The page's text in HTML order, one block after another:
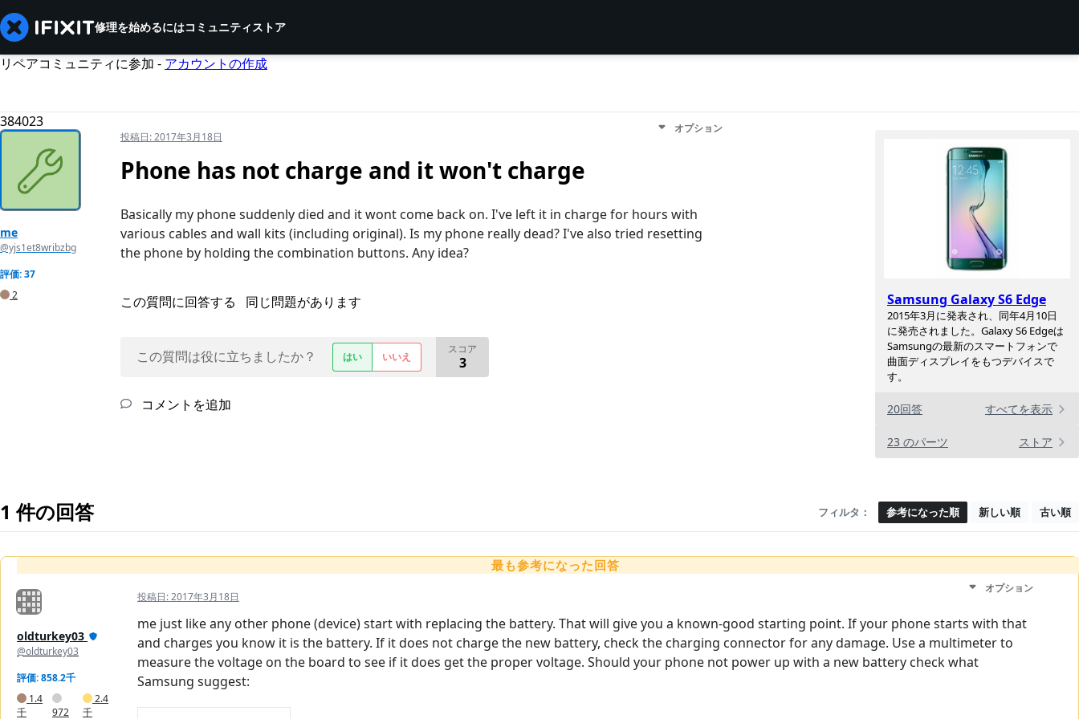
修理を始めるにはコミュニティストア
リペアコミュニティに参加 - アカウントの作成
384023
Samsung Galaxy S6 Edge
2015年3月に発表され、同年4月10日
に発売されました。Galaxy S6 Edgeは
Samsungの最新のスマートフォンで
曲面ディスプレイをもつデバイスで
す。
20回答 すべてを表示
23 のパーツ ストア
me
@yjs1et8wribzbg
評価: 37
2
投稿日:2017年3月18日
オプション
Phone has not charge and it won't charge
Basically my phone suddenly died and it wont come back on. I've left it in charge for hours with
various cables and wall kits (including original). Is my phone really dead? I've also tried resetting
the phone by holding the combination buttons. Any idea?
この質問に回答する 同じ問題があります
この質問は役に立ちましたか？ はい いいえ
スコア
3
コメントを追加
1 件の回答 フィルタ： 参考になった順 新しい順 古い順
最も参考になった回答
oldturkey03
@oldturkey03
評価: 858.2千
1.4
千
972
2.4
千
投稿日:2017年3月18日
オプション
me just like any other phone (device) start with replacing the battery. That will give you a known-good starting point. If your phone starts with that
and charges you know it is the battery. If it does not charge the new battery, check the charging connector for any damage. Use a multimeter to
measure the voltage on the board to see if it does get the proper voltage. Should your phone not power up with a new battery check what
Samsung suggest: